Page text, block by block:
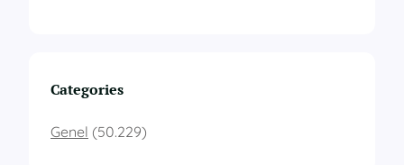
Categories
Genel (50.229)